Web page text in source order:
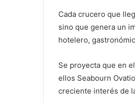
Cada crucero que
sino que genera un
hotelero,
Se proyecta que en
ellos Seabourn
creciente interés de